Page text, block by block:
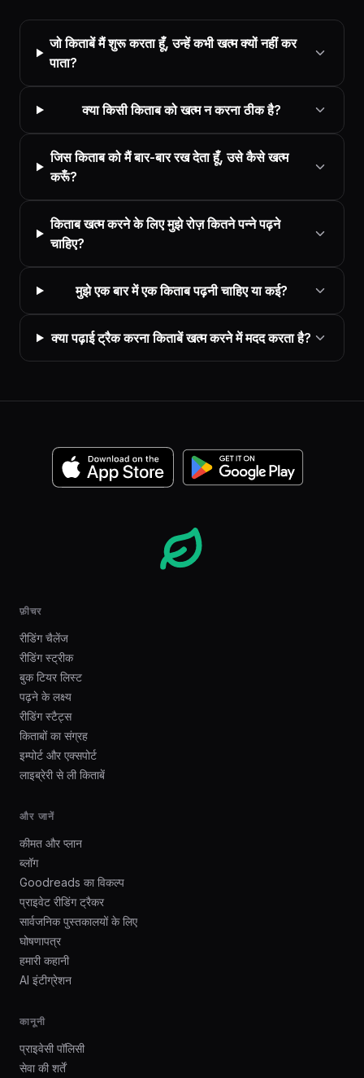
जो किताबें मैं शुरू करता हूँ, उन्हें कभी खत्म क्यों नहीं कर
पाता?
क्या किसी किताब को खत्म न करना ठीक है?
जिस किताब को मैं बार-बार रख देता हूँ, उसे कैसे खत्म
करूँ?
किताब खत्म करने के लिए मुझे रोज़ कितने पन्ने पढ़ने
चाहिए?
मुझे एक बार में एक किताब पढ़नी चाहिए या कई?
क्या पढ़ाई ट्रैक करना किताबें खत्म करने में मदद करता है?
फ़ीचर
रीडिंग चैलेंज
रीडिंग स्ट्रीक
बुक टियर लिस्ट
पढ़ने के लक्ष्य
रीडिंग स्टैट्स
किताबों का संग्रह
इम्पोर्ट और एक्सपोर्ट
लाइब्रेरी से ली किताबें
और जानें
कीमत और प्लान
ब्लॉग
Goodreads का विकल्प
प्राइवेट रीडिंग ट्रैकर
सार्वजनिक पुस्तकालयों के लिए
घोषणापत्र
हमारी कहानी
AI इंटीग्रेशन
कानूनी
प्राइवेसी पॉलिसी
सेवा की शर्तें